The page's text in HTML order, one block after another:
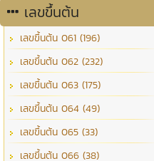
เลขขึ้นต้น
เลขขึ้นต้น 061 (196)
เลขขึ้นต้น 062 (232)
เลขขึ้นต้น 063 (175)
เลขขึ้นต้น 064 (49)
เลขขึ้นต้น 065 (33)
เลขขึ้นต้น 066 (38)